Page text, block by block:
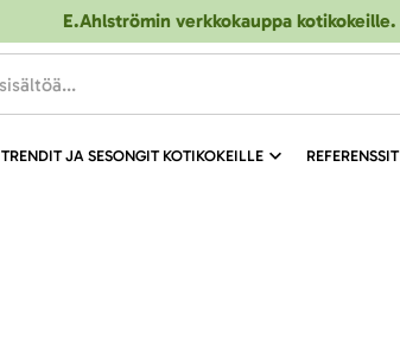
E.Ahlströmin verkkokauppa kotikokeille.
TRENDIT JA SESONGIT KOTIKOKEILLE REFERENSSIT